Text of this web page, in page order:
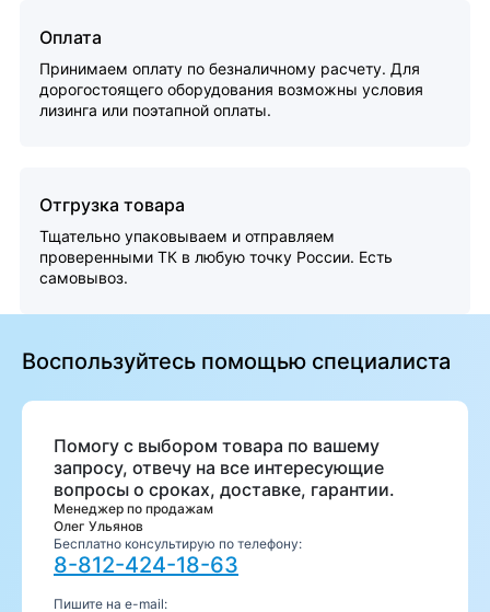
Оплата
Принимаем оплату по безналичному расчету. Для
дорогостоящего оборудования возможны условия
лизинга или поэтапной оплаты.
Отгрузка товара
Тщательно упаковываем и отправляем
проверенными ТК в любую точку России. Есть
самовывоз.
Воспользуйтесь помощью специалиста
Помогу с выбором товара по вашему
запросу, отвечу на все интересующие
вопросы о сроках, доставке, гарантии.
Менеджер по продажам
Олег Ульянов
Бесплатно консультирую по телефону:
8-812-424-18-63
Пишите на e-mail: